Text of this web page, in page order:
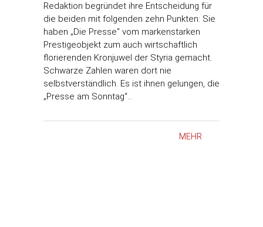
Redaktion begründet ihre Entscheidung für
die beiden mit folgenden zehn Punkten: Sie
haben „Die Presse“ vom markenstarken
Prestigeobjekt zum auch wirtschaftlich
florierenden Kronjuwel der Styria gemacht.
Schwarze Zahlen waren dort nie
selbstverständlich. Es ist ihnen gelungen, die
„Presse am Sonntag“…
MEHR